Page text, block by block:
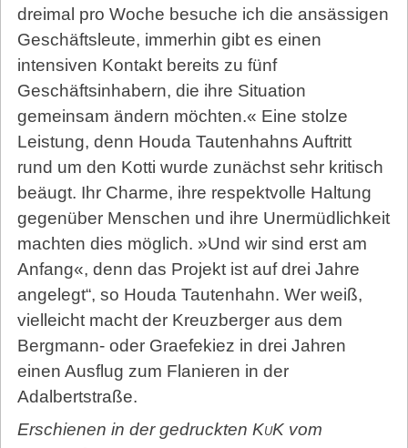
dreimal pro Woche besuche ich die ansässigen
Geschäftsleute, immerhin gibt es einen
intensiven Kontakt bereits zu fünf
Geschäftsinhabern, die ihre Situation
gemeinsam ändern möchten.« Eine stolze
Leistung, denn Houda Tautenhahns Auftritt
rund um den Kotti wurde zunächst sehr kritisch
beäugt. Ihr Charme, ihre respektvolle Haltung
gegenüber Menschen und ihre Unermüdlichkeit
machten dies möglich. »Und wir sind erst am
Anfang«, denn das Projekt ist auf drei Jahre
angelegt“, so Houda Tautenhahn. Wer weiß,
vielleicht macht der Kreuzberger aus dem
Bergmann- oder Graefekiez in drei Jahren
einen Ausflug zum Flanieren in der
Adalbertstraße.
Erschienen in der gedruckten KuKvom